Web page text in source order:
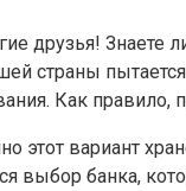
друзья! Знаете
страны
Как
этот вариант
выбор банка,